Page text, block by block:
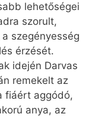
lehetőségei
szorult,
szegényesség
érzését.
idején Darvas
remekelt az
fiáért aggódó,
anya, az